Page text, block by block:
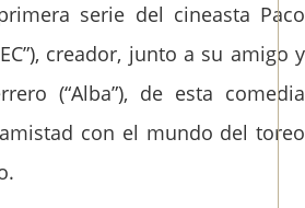
serie del cineasta Paco
creador, junto a su amigo y
(“Alba”), de esta comedia
con el mundo del toreo